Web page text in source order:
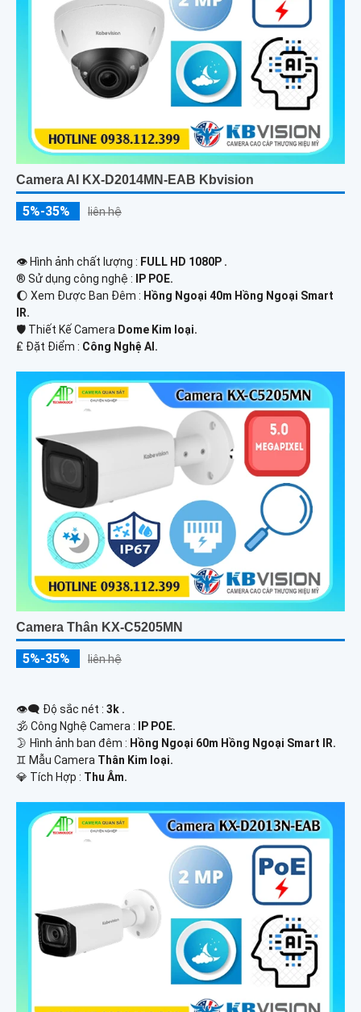
Camera AI KX-D2014MN-EAB Kbvision
5%-35% liên hệ
👁 Hình ảnh chất lượng : FULL HD 1080P .
®️ Sử dụng công nghệ :
IP POE.
🌔 Xem Được Ban Đêm : Hồng Ngoại 40m Hồng Ngoại Smart
IR.
🛡 Thiết Kế Camera Dome Kim loại.
️₤ Đặt Điểm : Công Nghệ AI.
Camera Thân KX-C5205MN
5%-35% liên hệ
👁️‍🗨 Độ sắc nét : 3k .
🕉️ Công Nghệ Camera :
IP POE.
🌛 Hình ảnh ban đêm : Hồng Ngoại 60m Hồng Ngoại Smart IR.
♊ Mẫu Camera Thân Kim loại.
️💎 Tích Hợp : Thu Âm.